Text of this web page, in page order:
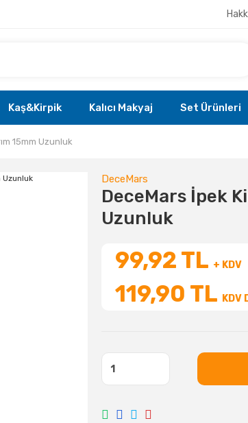
Kaş&Kirpik Kalıcı Makyaj Set Ürünleri
15mm Uzunluk
DeceMars
DeceMars İpek
Uzunluk
99,92 TL + KDV
119,90 TL KDV